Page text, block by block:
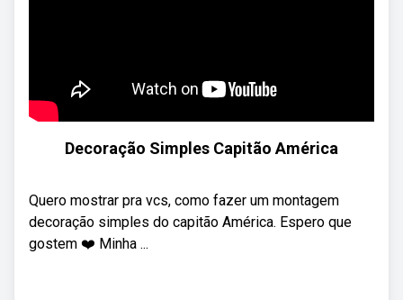
Decoração Simples Capitão América
Quero mostrar pra vcs, como fazer um montagem
decoração simples do capitão América. Espero que
gostem ❤️ Minha ...